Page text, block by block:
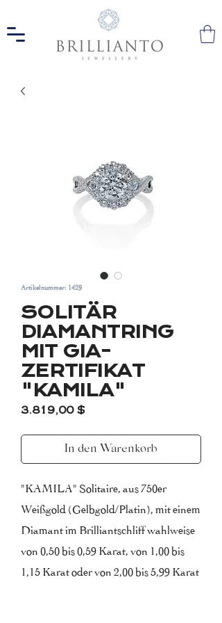
Artikelnummer: 1429
SOLITÄR
DIAMANTRING
MIT GIA-
ZERTIFIKAT
"KAMILA"
3.819,00 $Preis
In den Warenkorb
"KAMILA" Solitaire, aus 750er
Weißgold (Gelbgold/Platin), mit einem
Diamant im Brilliantschliff wahlweise
von 0,50 bis 0,59 Karat, von 1,00 bis
1,15 Karat oder von 2,00 bis 5,99 Karat